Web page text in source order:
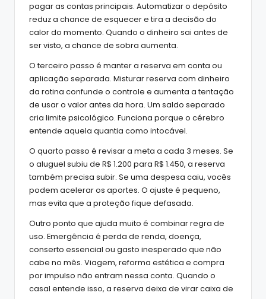
pagar as contas principais. Automatizar o depósito
reduz a chance de esquecer e tira a decisão do
calor do momento. Quando o dinheiro sai antes de
ser visto, a chance de sobra aumenta.
O terceiro passo é manter a reserva em conta ou
aplicação separada. Misturar reserva com dinheiro
da rotina confunde o controle e aumenta a tentação
de usar o valor antes da hora. Um saldo separado
cria limite psicológico. Funciona porque o cérebro
entende aquela quantia como intocável.
O quarto passo é revisar a meta a cada 3 meses. Se
o aluguel subiu de R$ 1.200 para R$ 1.450, a reserva
também precisa subir. Se uma despesa caiu, vocês
podem acelerar os aportes. O ajuste é pequeno,
mas evita que a proteção fique defasada.
Outro ponto que ajuda muito é combinar regra de
uso. Emergência é perda de renda, doença,
conserto essencial ou gasto inesperado que não
cabe no mês. Viagem, reforma estética e compra
por impulso não entram nessa conta. Quando o
casal entende isso, a reserva deixa de virar caixa de